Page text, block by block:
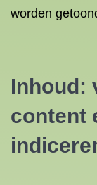
worden
Inhoud:
content